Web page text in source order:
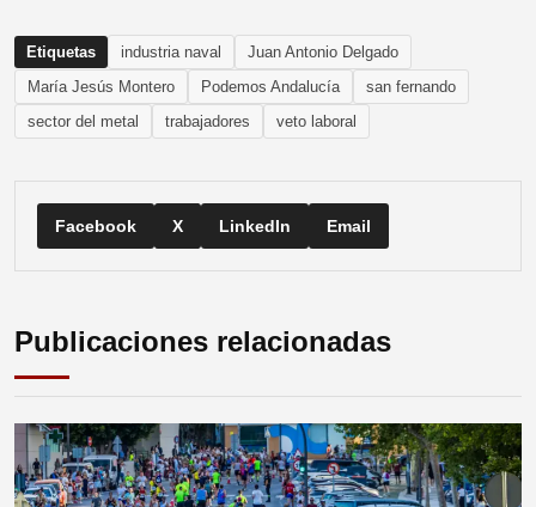
Etiquetas industria naval
Juan Antonio Delgado
María Jesús Montero
Podemos Andalucía
san fernando
sector del metal
trabajadores veto laboral
Facebook X LinkedIn Email
Publicaciones relacionadas